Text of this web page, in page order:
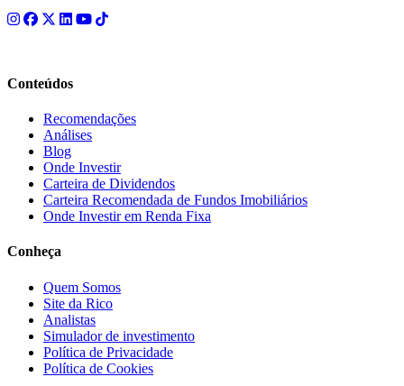
Conteúdos
Recomendações
Análises
Blog
Onde Investir
Carteira de Dividendos
Carteira Recomendada de Fundos Imobiliários
Onde Investir em Renda Fixa
Conheça
Quem Somos
Site da Rico
Analistas
Simulador de investimento
Política de Privacidade
Política de Cookies